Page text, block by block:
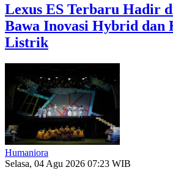
Lexus ES Terbaru Hadir
Bawa Inovasi Hybrid dan
Listrik
Humaniora
Selasa, 04 Agu 2026 07:23 WIB